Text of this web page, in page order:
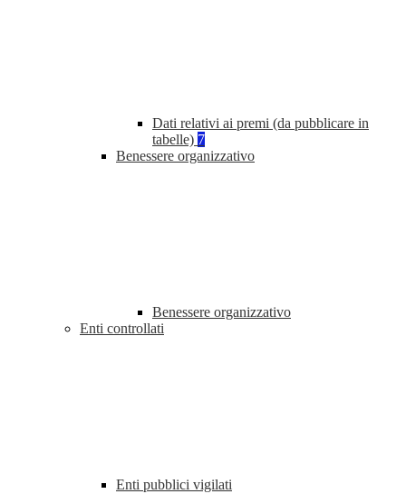
Dati relativi ai premi (da pubblicare in
tabelle) 7
Benessere organizzativo
Benessere organizzativo
Enti controllati
Enti pubblici vigilati